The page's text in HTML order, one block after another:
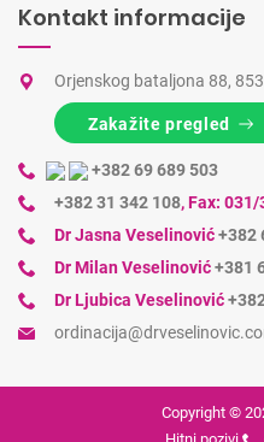
Kontakt informacije
Orjenskog bataljona 88,
Zakažite pregled
+382 69 689 503
+382 31 342 108,Fax:
Dr Jasna Veselinović+382
Dr Milan Veselinović+381
Dr Ljubica Veselinović
Copyright ©